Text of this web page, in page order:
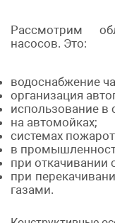
Рассмотрим
насосов. Это:
водоснабжение
организация
использование в
на автомойках;
системах
в
при откачивании
при
газами.